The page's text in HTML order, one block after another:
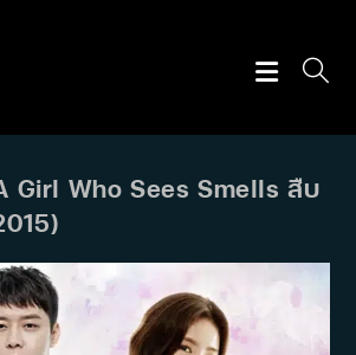
Girl Who Sees Smells สืบ